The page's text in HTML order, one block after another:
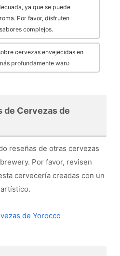
ya que se puede
Por favor, disfruten
complejos.
cervezas envejecidas en
profundamente wan♪
de Cervezas de
reseñas de otras cervezas
Por favor, revisen
cervecería creadas con un
de Yorocco